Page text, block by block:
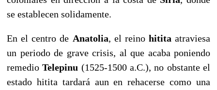
se establecen solidamente.
En el centro de Anatolia, el reino hitita atraviesa
un periodo de grave crisis, al que acaba poniendo
remedioTelepinu (1525-1500 a.C.), no obstante el
estado hitita tardará aun en rehacerse como una